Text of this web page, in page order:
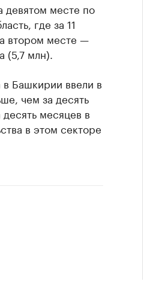
девятом месте по
где за 11
втором месте —
(5,7 млн).
Башкирии ввели в
чем за десять
месяцев в
в этом секторе